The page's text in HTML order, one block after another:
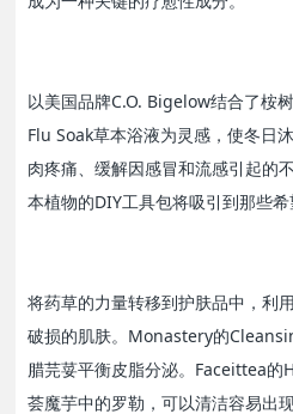
以美国品牌C.O. Bigelow结合了桉
Flu Soak草本浴液为灵感，使冬日
肉疼痛、缓解因感冒和流感引起的
本植物的DIY工具包将吸引到那些希
将药草的力量转移到护肤品中，利
破损的肌肤。Monastery的
腊芫荽平衡皮脂分泌。Faceittea的
荟魔芋中的罗勒，可以清洁容易出